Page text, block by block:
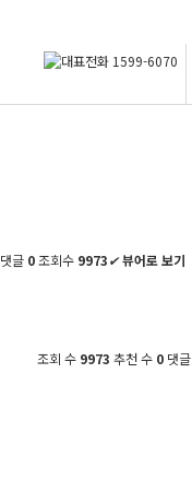
✔뷰어로 보기
댓글 0조회수 9973
조회 수 9973 추천 수 0 댓글